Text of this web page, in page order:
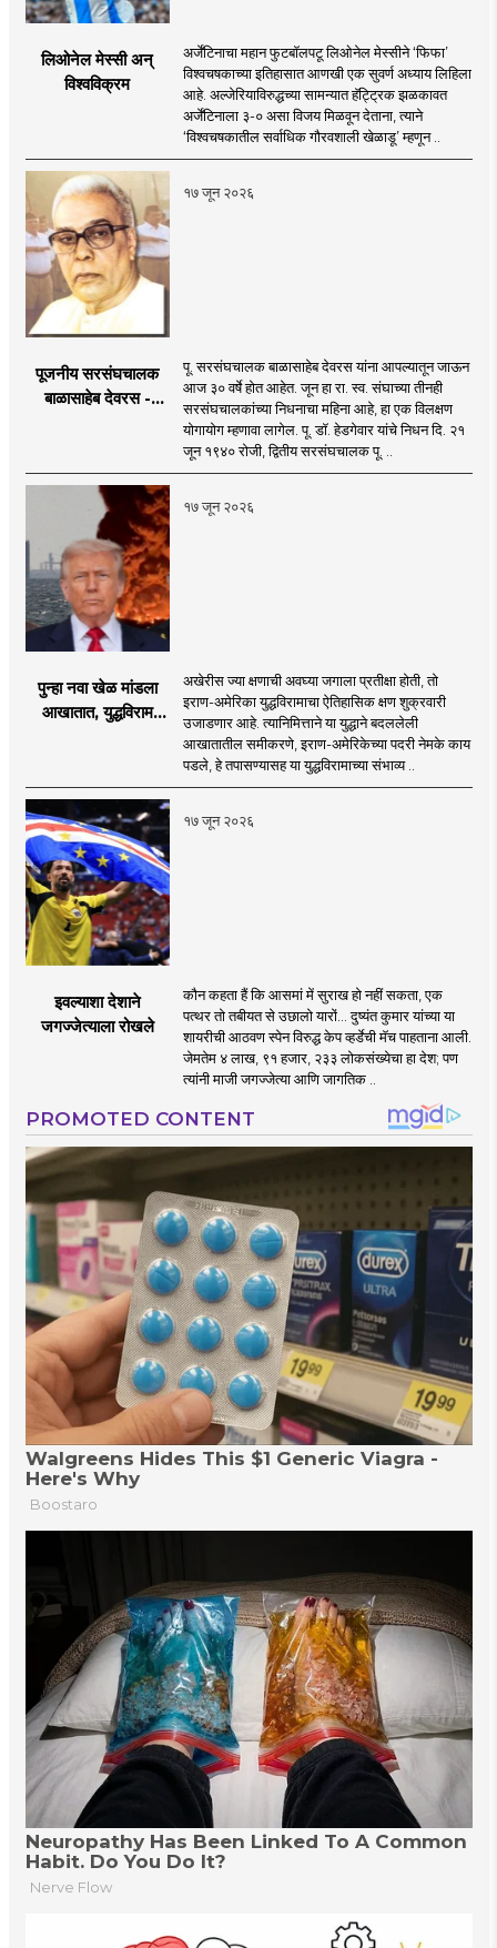
लिओनेल मेस्सी अन्
विश्वविक्रम
अर्जेंटिनाचा महान फुटबॉलपटू लिओनेल मेस्सीने ‘फिफा’
विश्वचषकाच्या इतिहासात आणखी एक सुवर्ण अध्याय लिहिला
आहे. अल्जेरियाविरुद्धच्या सामन्यात हॅट्ट्रिक झळकावत
अर्जेंटिनाला ३-० असा विजय मिळवून देताना, त्याने
‘विश्वचषकातील सर्वाधिक गौरवशाली खेळाडू’ म्हणून ..
१७ जून २०२६
पूजनीय सरसंघचालक
बाळासाहेब देवरस -
पू. सरसंघचालक बाळासाहेब देवरस यांना आपल्यातून जाऊन
आज ३० वर्षे होत आहेत. जून हा रा. स्व. संघाच्या तीनही
सरसंघचालकांच्या निधनाचा महिना आहे, हा एक विलक्षण
योगायोग म्हणावा लागेल. पू. डॉ. हेडगेवार यांचे निधन दि. २१
जून १९४० रोजी, द्वितीय सरसंघचालक पू. ..
१७ जून २०२६
पुन्हा नवा खेळ मांडला
आखातात, युद्धविराम
अखेरीस ज्या क्षणाची अवघ्या जगाला प्रतीक्षा होती, तो
इराण-अमेरिका युद्धविरामाचा ऐतिहासिक क्षण शुक्रवारी
उजाडणार आहे. त्यानिमित्ताने या युद्धाने बदललेली
आखातातील समीकरणे, इराण-अमेरिकेच्या पदरी नेमके काय
पडले, हे तपासण्यासह या युद्धविरामाच्या संभाव्य ..
१७ जून २०२६
इवल्याशा देशाने
जगज्जेत्याला रोखले
कौन कहता हैं कि आसमां में सुराख हो नहीं सकता, एक
पत्थर तो तबीयत से उछालो यारों... दुष्यंत कुमार यांच्या या
शायरीची आठवण स्पेन विरुद्ध केप व्हर्डेची मॅच पाहताना आली.
जेमतेम ४ लाख, ९१ हजार, २३३ लोकसंख्येचा हा देश; पण
त्यांनी माजी जगज्जेत्या आणि जागतिक ..